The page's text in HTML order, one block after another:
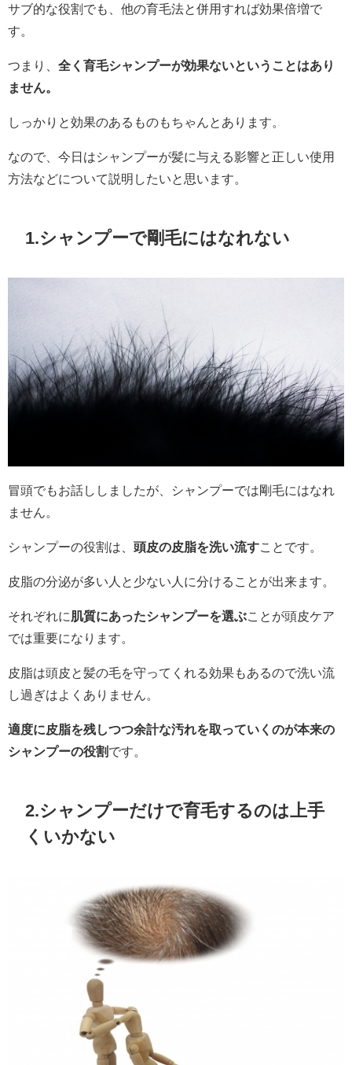
サブ的な役割でも、他の育毛法と併用すれば効果倍増で
す。
つまり、 全く育毛シャンプーが効果ないということはあり
ません。
しっかりと効果のあるものもちゃんとあります。
なので、今日はシャンプーが髪に与える影響と正しい使用
方法などについて説明したいと思います。
1.シャンプーで剛毛にはなれない
冒頭でもお話ししましたが、シャンプーでは剛毛にはなれ
ません。
シャンプーの役割は、 頭皮の皮脂を洗い流すことです。
皮脂の分泌が多い人と少ない人に分けることが出来ます。
それぞれに肌質にあったシャンプーを選ぶことが頭皮ケア
では重要になります。
皮脂は頭皮と髪の毛を守ってくれる効果もあるので洗い流
し過ぎはよくありません。
適度に皮脂を残しつつ余計な汚れを取っていくのが本来の
シャンプーの役割です。
2.シャンプーだけで育毛するのは上手
くいかない